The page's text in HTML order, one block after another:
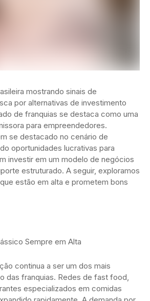
mostrando sinais de
por alternativas de investimento
de franquias se destaca como uma
para empreendedores.
se destacado no cenário de
oportunidades lucrativas para
investir em um modelo de negócios
estruturado. A seguir, exploramos
estão em alta e prometem bons
Sempre em Alta
continua a ser um dos mais
das franquias. Redes de fast food,
especializados em comidas